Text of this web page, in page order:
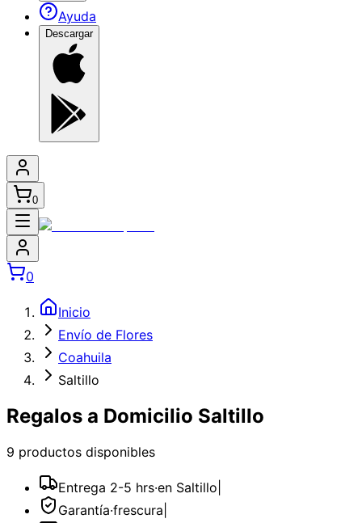
Ayuda
Descargar
0
0
Inicio
Envío de Flores
Coahuila
Saltillo
Regalos a Domicilio Saltillo
9 productos disponibles
Entrega 2-5 hrs·en Saltillo
Garantía·frescura